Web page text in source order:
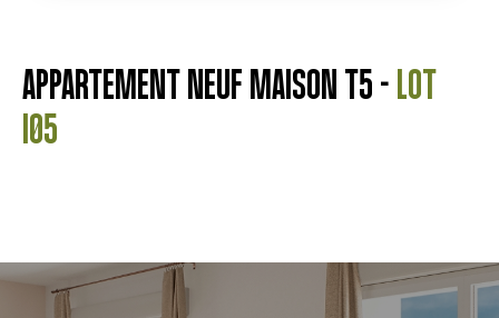
APPARTEMENT NEUF MAISON T5 - LOT
I05